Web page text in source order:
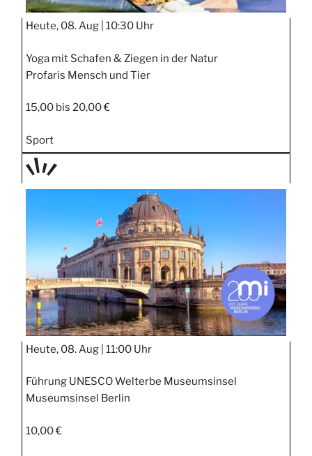
Heute, 08. Aug | 10:30 Uhr
Yoga mit Schafen & Ziegen in der Natur
Profaris Mensch und Tier
15,00 bis 20,00 €
Sport
TAGE
Heute, 08. Aug | 11:00 Uhr
Führung UNESCO Welterbe Museumsinsel
Museumsinsel Berlin
10,00 €